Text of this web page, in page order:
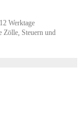
Werktage
Zölle, Steuern und